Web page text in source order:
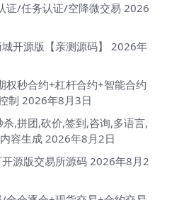
证/任务认证/空降微交易 2026
开源版【亲测源码】
2026年
权秒合约+杠杆合约+智能合约
制 2026年8月3日
,拼团,砍价,签到,咨询,多语言,
容生成 2026年8月2日
源版交易所源码 2026年8月2